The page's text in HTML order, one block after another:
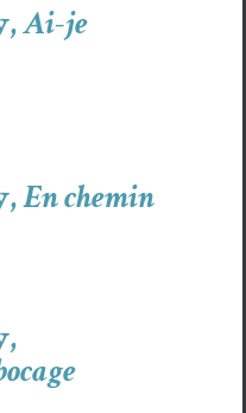
Ai-je
En chemin